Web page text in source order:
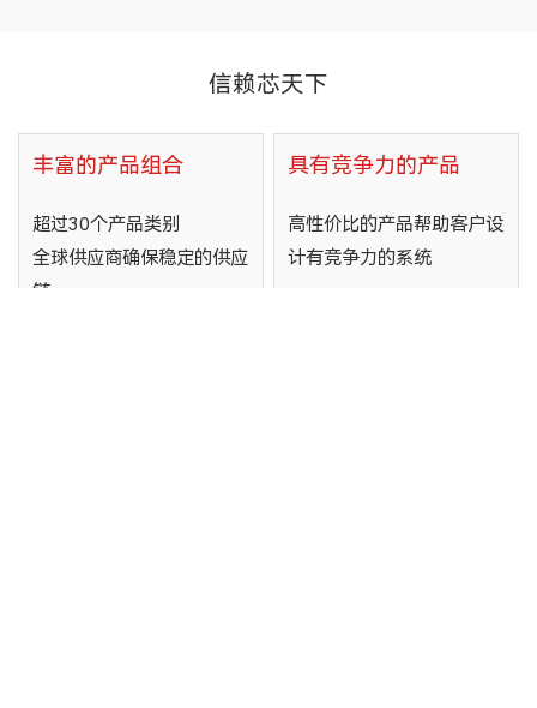
信赖芯天下
丰富的产品组合
超过30个产品类别
全球供应商确保稳定的供应
链
具有竞争力的产品
高性价比的产品帮助客户设
计有竞争力的系统